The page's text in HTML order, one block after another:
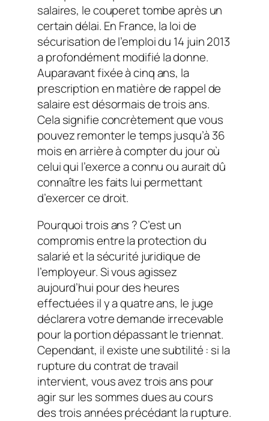
salaires, le couperet tombe après un
certain délai. En France, la loi de
sécurisation de l’emploi du 14 juin 2013
a profondément modifié la donne.
Auparavant fixée à cinq ans, la
prescription en matière de rappel de
salaire est désormais de trois ans.
Cela signifie concrètement que vous
pouvez remonter le temps jusqu’à 36
mois en arrière à compter du jour où
celui qui l’exerce a connu ou aurait dû
connaître les faits lui permettant
d’exercer ce droit.
Pourquoi trois ans ? C’est un
compromis entre la protection du
salarié et la sécurité juridique de
l’employeur. Si vous agissez
aujourd’hui pour des heures
effectuées il y a quatre ans, le juge
déclarera votre demande irrecevable
pour la portion dépassant le triennat.
Cependant, il existe une subtilité : si la
rupture du contrat de travail
intervient, vous avez trois ans pour
agir sur les sommes dues au cours
des trois années précédant la rupture.